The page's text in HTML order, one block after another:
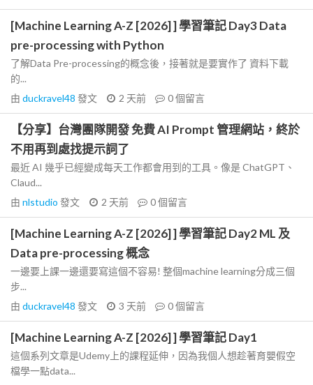
[Machine Learning A-Z [2026] ] 學習筆記 Day3 Data
pre-processing with Python
了解Data Pre-processing的概念後，接著就是要實作了 資料下載
的...
由 duckravel48 發文 2 天前 0個留言
【分享】台灣團隊開發 免費 AI Prompt 管理網站，終於
不用再到處找提示詞了
最近 AI 幾乎已經變成每天工作都會用到的工具。像是 ChatGPT、
Claud...
由 nlstudio 發文 2 天前 0個留言
[Machine Learning A-Z [2026] ] 學習筆記 Day2 ML 及
Data pre-processing 概念
一邊要上課一邊還要寫這個不容易! 整個machine learning分成三個
步...
由 duckravel48 發文 3 天前 0個留言
[Machine Learning A-Z [2026] ] 學習筆記 Day1
這個系列文章是Udemy上的課程延伸，因為我個人想趁著育嬰假空
檔學一點data...